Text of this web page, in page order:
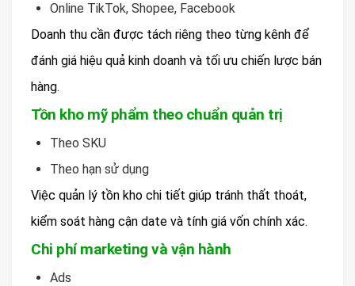
Online TikTok, Shopee, Facebook
Doanh thu cần được tách riêng theo từng kênh để
đánh giá hiệu quả kinh doanh và tối ưu chiến lược bán
hàng.
Tồn kho mỹ phẩm theo chuẩn quản trị
Theo SKU
Theo hạn sử dụng
Việc quản lý tồn kho chi tiết giúp tránh thất thoát,
kiểm soát hàng cận date và tính giá vốn chính xác.
Chi phí marketing và vận hành
Ads